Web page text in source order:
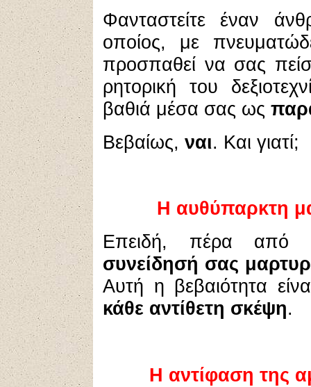
Φανταστείτε έναν
οποίος, με
προσπαθεί να σας
ρητορική του
βαθιά μέσα σας ως
Βεβαίως, ναι. Και γιατί;
Η αυθύπαρκτη
Επειδή, πέρα από
συνείδησή σας
Αυτή η βεβαιότητα
κάθε αντίθετη σκέψη.
Η αντίφαση της